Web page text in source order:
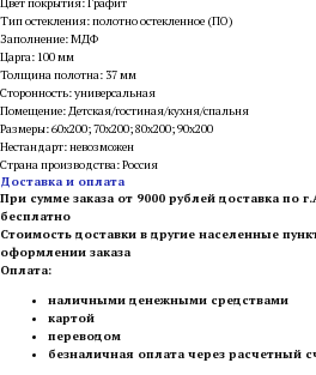
Тип остекления: полотно остекленное (ПО)
Заполнение: МДФ
Царга: 100 мм
Толщина полотна: 37 мм
Сторонность: универсальная
Помещение: Детская/гостиная/кухня/спальня
Размеры: 60х200; 70х200; 80х200; 90х200
Нестандарт: невозможен
Страна производства: Россия
Доставка и оплата
При сумме заказа от 9000 рублей доставка по
бесплатно
Стоимость доставки в другие населенные
оформлении заказа
Оплата:
наличными денежными средствами
картой
переводом
безналичная оплата через расчетный